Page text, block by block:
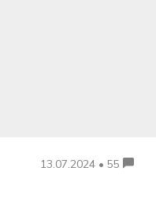
13.07.2024 • 55